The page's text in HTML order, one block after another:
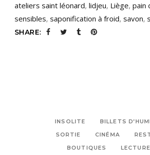
ateliers saint léonard, lidjeu, Liège, pain
sensibles, saponification à froid, savon,
SHARE:
INSOLITE
BILLETS
SORTIE
CINÉMA
BOUTIQUES
LECTURE